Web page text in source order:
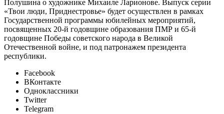
Полушина о художнике Михаиле Ларионове. Выпуск серии
«Твои люди, Приднестровье» будет осуществлен в рамках
Государственной программы юбилейных мероприятий,
посвященных 20-й годовщине образования ПМР и 65-й
годовщине Победы советского народа в Великой
Отечественной войне, и под патронажем президента
республики.
Facebook
ВКонтакте
Одноклассники
Twitter
Telegram